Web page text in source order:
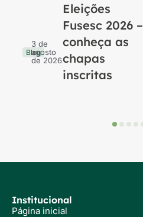
Blog
3 de
agosto
de 2026
Eleições
Fusesc 2026 –
conheça as
chapas
inscritas
Institucional
Página inicial